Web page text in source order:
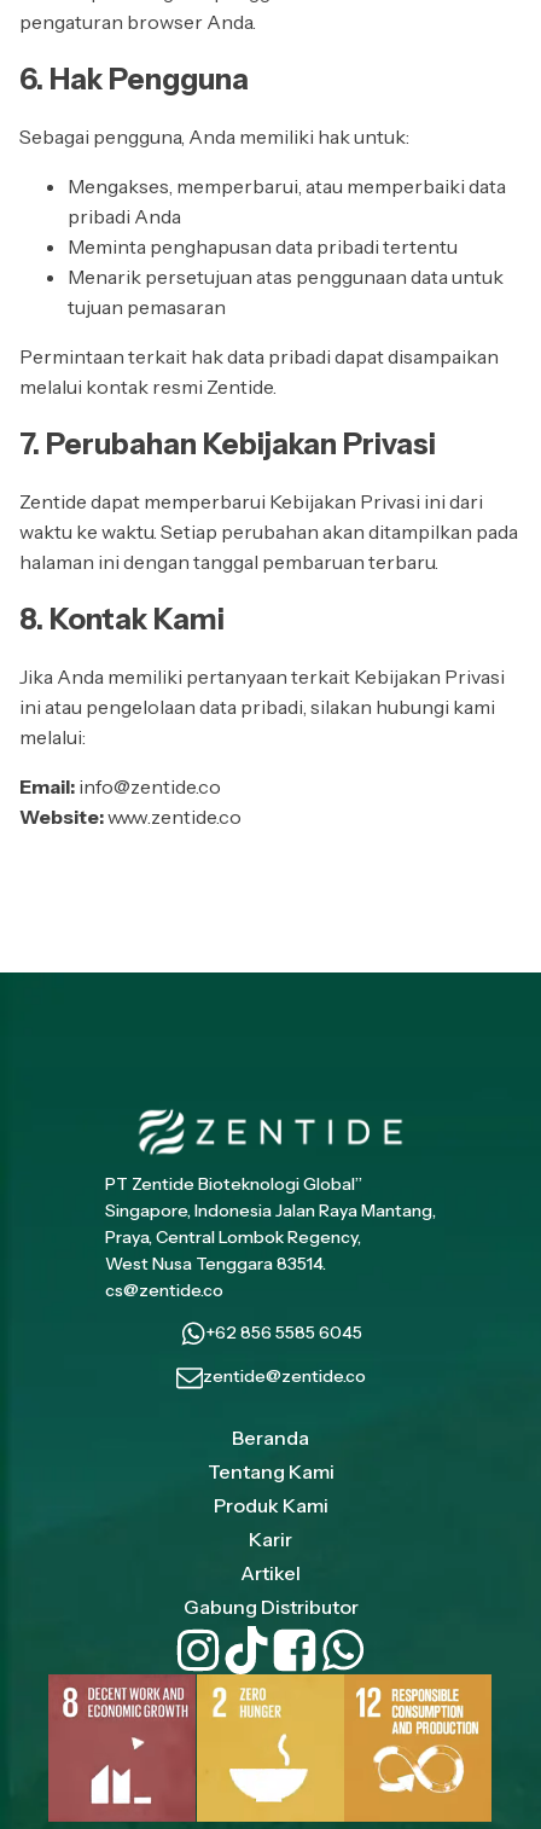
pengaturan browser Anda.
6. Hak Pengguna
Sebagai pengguna, Anda memiliki hak untuk:
Mengakses, memperbarui, atau memperbaiki data
pribadi Anda
Meminta penghapusan data pribadi tertentu
Menarik persetujuan atas penggunaan data untuk
tujuan pemasaran
Permintaan terkait hak data pribadi dapat disampaikan
melalui kontak resmi Zentide.
7. Perubahan Kebijakan Privasi
Zentide dapat memperbarui Kebijakan Privasi ini dari
waktu ke waktu. Setiap perubahan akan ditampilkan pada
halaman ini dengan tanggal pembaruan terbaru.
8. Kontak Kami
Jika Anda memiliki pertanyaan terkait Kebijakan Privasi
ini atau pengelolaan data pribadi, silakan hubungi kami
melalui:
Email: info@zentide.co
Website:www.zentide.co
PT Zentide Bioteknologi Global”
Singapore, Indonesia Jalan Raya Mantang,
Praya, Central Lombok Regency,
West Nusa Tenggara 83514.
cs@zentide.co
+62 856 5585 6045
zentide@zentide.co
Beranda
Tentang Kami
Produk Kami
Karir
Artikel
Gabung Distributor